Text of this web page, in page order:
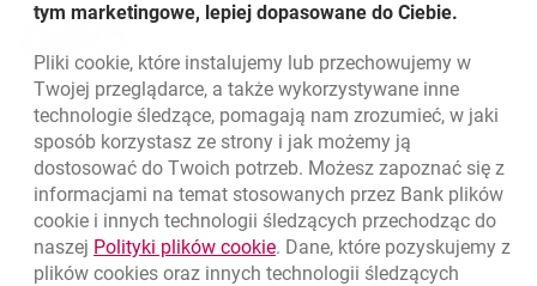
otwiera się w nowej karcie
otwiera się w nowej karcie
otwiera się w nowej karcie
Powrót do listy
Nawigacja dolna
Zadzwoń do nas
801 331 331
(+48) 22 598 40 40
Migam
tym marketingowe, lepiej dopasowane do Ciebie.
Pliki cookie, które instalujemy lub przechowujemy w
Twojej przeglądarce, a także wykorzystywane inne
technologie śledzące, pomagają nam zrozumieć, w jaki
sposób korzystasz ze strony i jak możemy ją
dostosować do Twoich potrzeb. Możesz zapoznać się z
informacjami na temat stosowanych przez Bank plików
cookie i innych technologii śledzących przechodząc do
naszej Polityki plików cookielink otwiera się w nowym oknie
. Dane, które pozyskujemy z
plików cookies oraz innych technologii śledzących